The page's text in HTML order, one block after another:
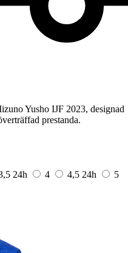
Yusho IJF 2023, designad
prestanda.
24h 4 4,5 24h
5